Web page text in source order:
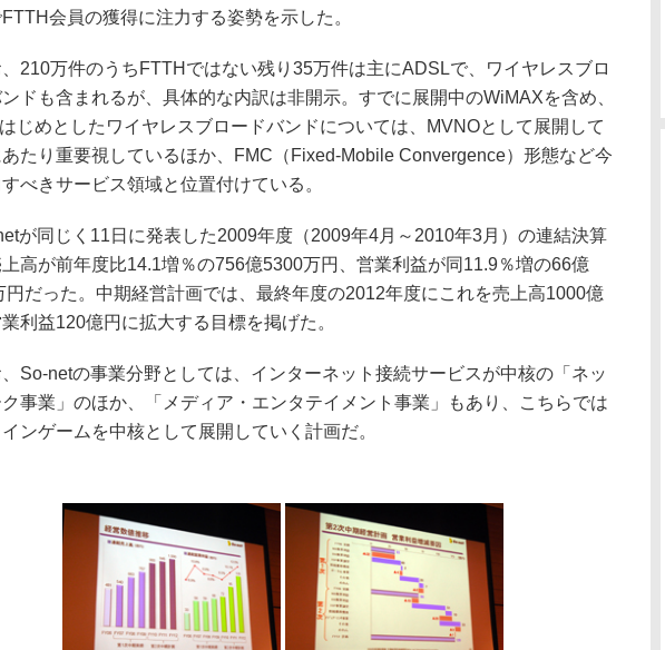
会員の獲得に注力する姿勢を示した。
210万件のうちFTTHではない残り35万件は主にADSLで、ワイヤレスブロ
ドも含まれるが、具体的な内訳は非開示。すでに展開中のWiMAXを含め、
じめとしたワイヤレスブロードバンドについては、MVNOとして展開して
たり重要視しているほか、FMC（Fixed-Mobile Convergence）形態など今
べきサービス領域と位置付けている。
が同じく11日に発表した2009年度（2009年4月～2010年3月）の連結決算
高が前年度比14.1増％の756億5300万円、営業利益が同11.9％増の66億
円だった。中期経営計画では、最終年度の2012年度にこれを売上高1000億
利益120億円に拡大する目標を掲げた。
So-netの事業分野としては、インターネット接続サービスが中核の「ネッ
ク事業」のほか、「メディア・エンタテイメント事業」もあり、こちらでは
ンゲームを中核として展開していく計画だ。